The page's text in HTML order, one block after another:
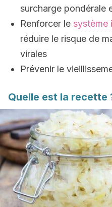
surcharge pondérale
Renforcer le système
réduire le risque de
virales
Prévenir le
Quelle est la recette